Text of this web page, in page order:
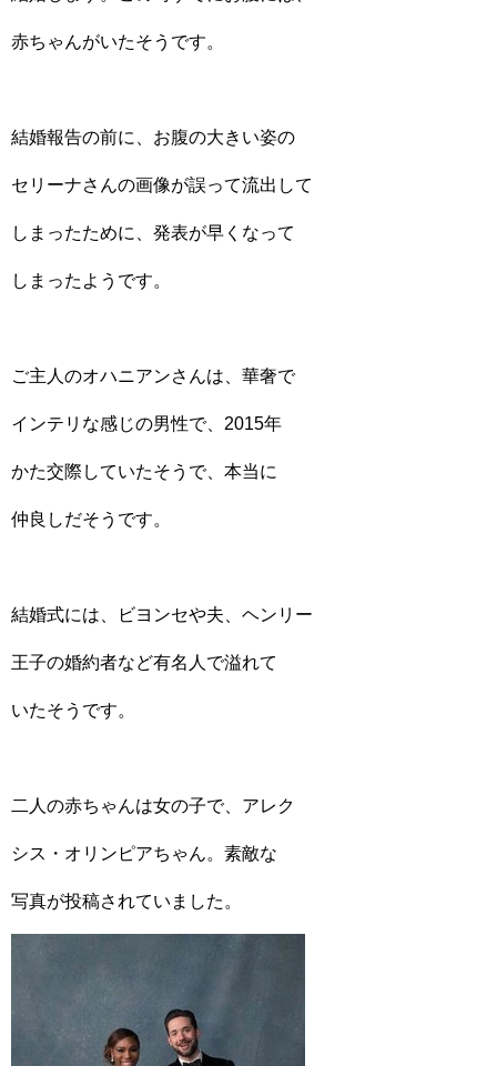
赤ちゃんがいたそうです。
結婚報告の前に、お腹の大きい姿の
セリーナさんの画像が誤って流出して
しまったために、発表が早くなって
しまったようです。
ご主人のオハニアンさんは、華奢で
インテリな感じの男性で、2015年
かた交際していたそうで、本当に
仲良しだそうです。
結婚式には、ビヨンセや夫、ヘンリー
王子の婚約者など有名人で溢れて
いたそうです。
二人の赤ちゃんは女の子で、アレク
シス・オリンピアちゃん。素敵な
写真が投稿されていました。